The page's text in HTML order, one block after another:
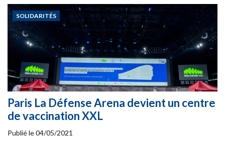
SOLIDARITÉS
Paris La Défense Arena devient un centre
de vaccination XXL
Publié le04/05/2021